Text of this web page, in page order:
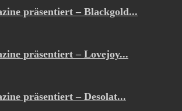
präsentiert – Blackgold...
präsentiert – Lovejoy...
präsentiert – Desolat...